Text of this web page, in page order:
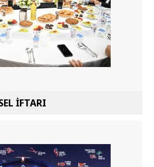
İFTARI